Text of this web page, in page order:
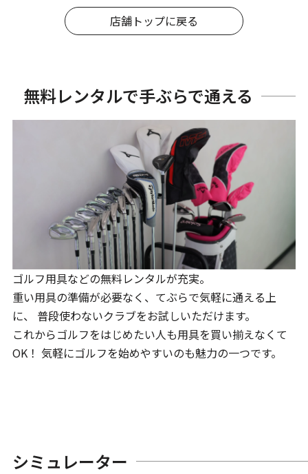
店舗トップに戻る
無料レンタルで手ぶらで通える
ゴルフ用具などの無料レンタルが充実。
重い用具の準備が必要なく、てぶらで気軽に通える上
に、 普段使わないクラブをお試しいただけます。
これからゴルフをはじめたい人も用具を買い揃えなくて
OK！ 気軽にゴルフを始めやすいのも魅力の一つです。
シミュレーター